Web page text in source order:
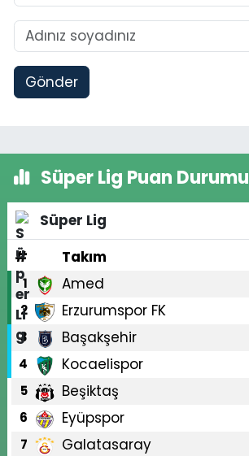
Gönder
Süper Lig Puan Durumu
Süper Lig
#
Takım
1 Amed
2 Erzurumspor FK
3 Başakşehir
4 Kocaelispor
5 Beşiktaş
6 Eyüpspor
7 Galatasaray